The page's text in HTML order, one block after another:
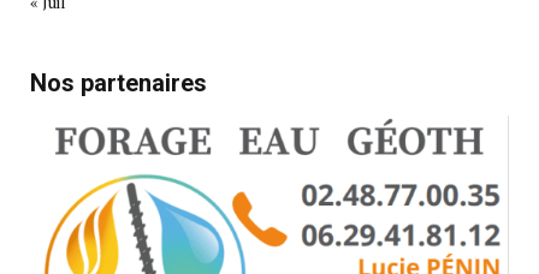
Nos partenaires